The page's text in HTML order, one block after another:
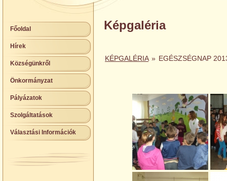
Főoldal
Hírek
Községünkről
Önkormányzat
Pályázatok
Szolgáltatások
Választási Információk
Képgaléria
KÉPGALÉRIA » EGÉSZSÉGNAP